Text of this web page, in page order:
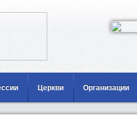
Церкви Организации